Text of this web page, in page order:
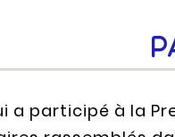
participé à la